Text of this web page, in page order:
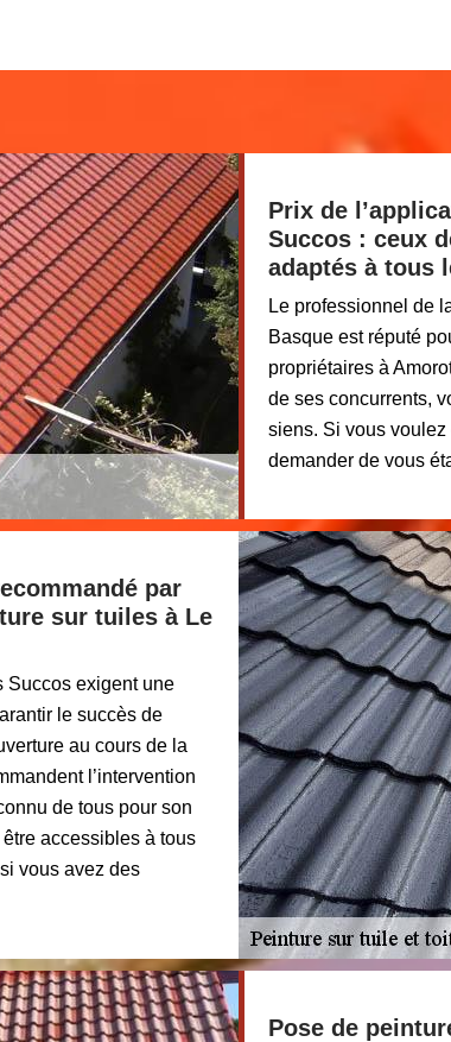
Prix de
Succos : ceux
adaptés à tous
Le professionnel de
Basque est réputé
propriétaires à
de ses concurrents,
siens. Si vous
demander de vous
par
sur tuiles à Le
Succos exigent une
le succès de
au cours de la
l’intervention
de tous pour son
accessibles à tous
vous avez des
Pose de